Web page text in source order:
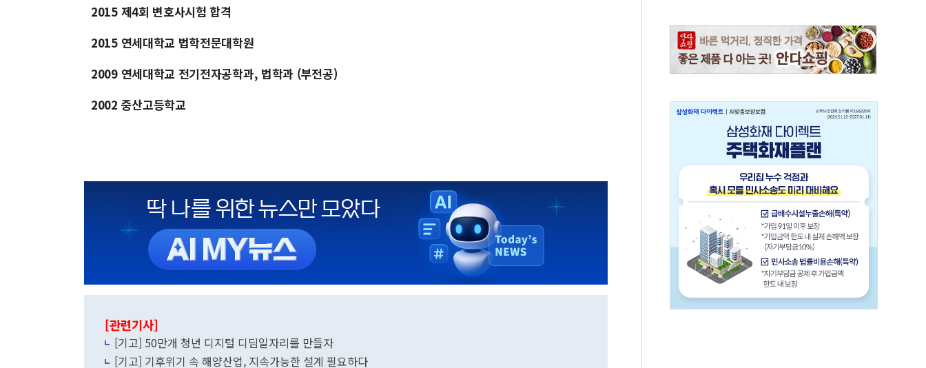
2015 제4회 변호사시험 합격
2015 연세대학교 법학전문대학원
2009 연세대학교 전기전자공학과, 법학과 (부전공)
2002 중산고등학교
[관련기사]
[기고] 50만개 청년 디지털 디딤일자리를 만들자
[기고] 기후위기 속 해양산업, 지속가능한 설계 필요하다